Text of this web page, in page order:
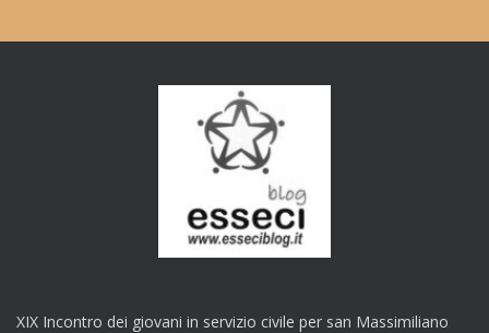
XIX Incontro dei giovani in servizio civile per san Massimiliano